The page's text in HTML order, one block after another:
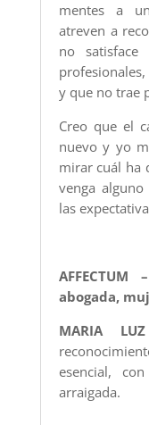
mentes a
atreven a
no
y que no trae
Creo que el
nuevo y yo
mirar cuál ha
venga
las
abogada,
MARIA
esencial,
arraigada.